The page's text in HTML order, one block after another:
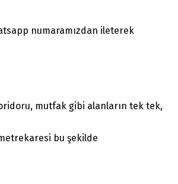
numaramızdan ileterek
mutfak gibi alanların tek tek,
bu şekilde